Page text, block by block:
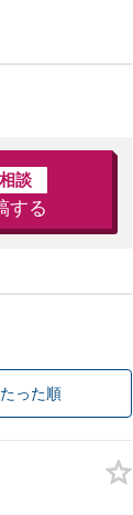
談
する
った順